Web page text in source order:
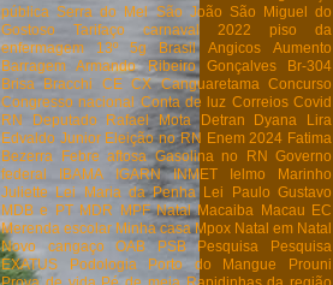
pública Serra do Mel São João
São Miguel do
Gostoso
Tarifaço carnaval 2022
piso da
enfermagem
13º 5g Brasil Angicos
Aumento
Barragem Armando Ribeiro Gonçalves
Br-304
Brisa Bracchi
CE CX Canguaretama
Concurso
Congresso nacional Conta de luz Correios Covid
RN
Deputado Rafael Mota Detran
Dyana Lira
Edvaldo Junior Eleição no RN Enem 2024 Fatima
Bezerra
Febre aftosa Gasolina no RN Governo
federal
IBAMA IGARN INMET
Ielmo Marinho
Juliette
Lei Maria da Penha Lei Paulo Gustavo
MDB e PT MDR MPF Natal Macaiba
Macau EC
Merenda escolar Minha casa Mpox Natal em Natal
Novo cangaço
OAB PSB Pesquisa
Pesquisa
EXATUS
Podologia Porto do Mangue
Prouni